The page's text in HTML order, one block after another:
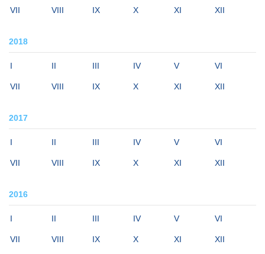
VII VIII IX X XI XII
2018
I II III IV V VI
VII VIII IX X XI XII
2017
I II III IV V VI
VII VIII IX X XI XII
2016
I II III IV V VI
VII VIII IX X XI XII